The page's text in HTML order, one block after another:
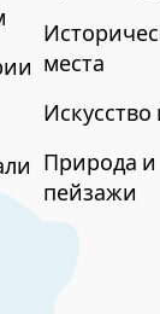
места
Искусство
Природа и
пейзажи